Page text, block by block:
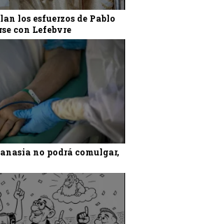
los esfuerzos de Pablo
con Lefebvre
no podrá comulgar,